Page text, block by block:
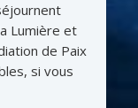
Lumière et
de Paix
si vous